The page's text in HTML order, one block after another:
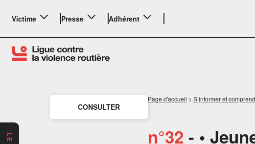
Victime Presse Adhérent
CONSULTER
Page d'accueil > S’informer et
n°32 - •